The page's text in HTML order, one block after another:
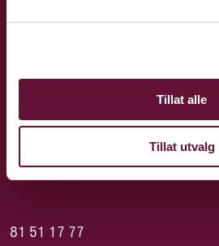
Tillat alle
Tillat utvalg
81 51 17 77